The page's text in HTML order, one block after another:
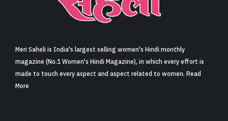
Meri Saheli is India's largest selling women's Hindi monthly
magazine (No.1 Women's Hindi Magazine), in which every effort is
made to touch every aspect and aspect related to women. Read
More